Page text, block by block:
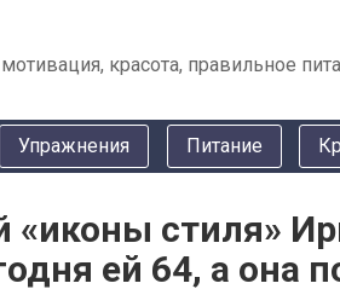
красота, правильное
Упражнения Питание
«иконы стиля»
ей 64, а она